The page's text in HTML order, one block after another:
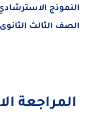
النموذج الاسترشادي
الصف الثالث الثانوى 2021 مستر رضا الفاروق
المراجعة